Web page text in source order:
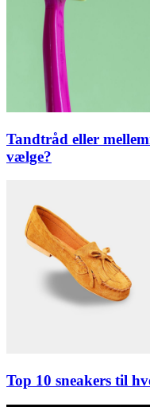
Tandtråd eller
vælge?
Top 10 sneakers til